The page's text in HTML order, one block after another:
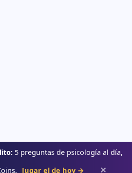
5 preguntas de psicología al día,
Jugar el de hoy → ✕